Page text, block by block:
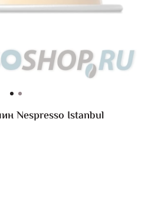
Nespresso Istanbul